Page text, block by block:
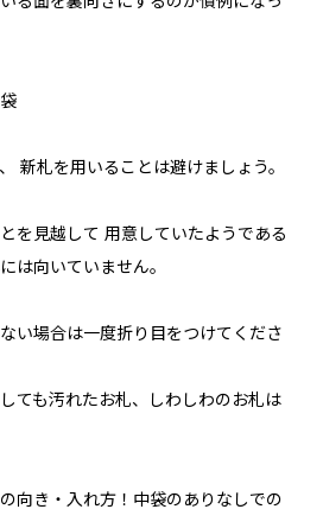
袋
新札を用いることは避けましょう。
を見越して 用意していたようである
は向いていません。
い場合は一度折り目をつけてくださ
ても汚れたお札、しわしわのお札は
向き・入れ方！中袋のありなしでの